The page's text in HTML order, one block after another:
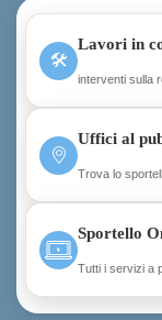
🛠
Lavori in
interventi sulla
Uffici al
Trova lo
Sportello
Tutti i servizi a